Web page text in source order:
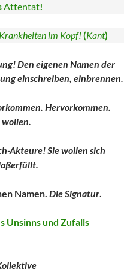
Attentat!
Krankheiten im Kopf! (Kant)
Den eigenen Namen der
einschreiben, einbrennen.
Hervorkommen.
wollen.
Akteure! Sie wollen sich
Namen. Die Signatur.
Unsinns und Zufalls